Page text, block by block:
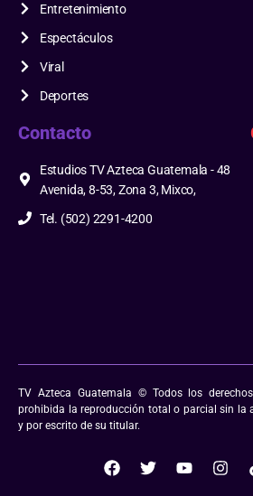
Entretenimiento
Espectáculos
Viral
Deportes
Contacto
Estudios TV Azteca Guatemala - 48
Avenida, 8-53, Zona 3, Mixco,
Tel. (502) 2291-4200
TV Azteca Guatemala © Todos los
prohibida la reproducción total o parcial sin la
y por escrito de su titular.